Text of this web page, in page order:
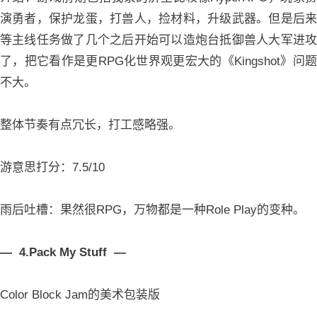
演勇者，保护龙蛋，打兽人，捡材料，升级武器。但是后来
等主线任务做了几个之后开始可以造炮台抵御兽人大军进攻
了，把它看作是更RPG化世界观更宏大的《Kingshot》问题
不大。
整体节奏有点冗长，打工感略强。
游意思打分：7.5/10
雨后吐槽：果然很RPG，万物都是一种Role Play的变种。
— 4.Pack My Stuff —
Color Block Jam的美术包装版